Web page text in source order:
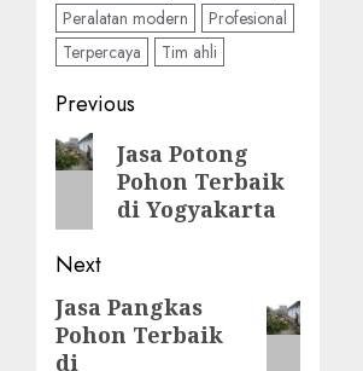
Peralatan modern
Profesional
Terpercaya
Tim ahli
Post
navigation
Previous
PreviousJasa Potong
Pohon Terbaik
di Yogyakarta
Next
Next
post:
Jasa Pangkas
Pohon Terbaik
di